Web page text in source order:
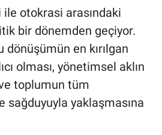
otokrasi arasındaki
bir dönemden geçiyor.
en kırılgan
olması, yönetimsel aklın
toplumun tüm
sağduyuyla yaklaşmasına